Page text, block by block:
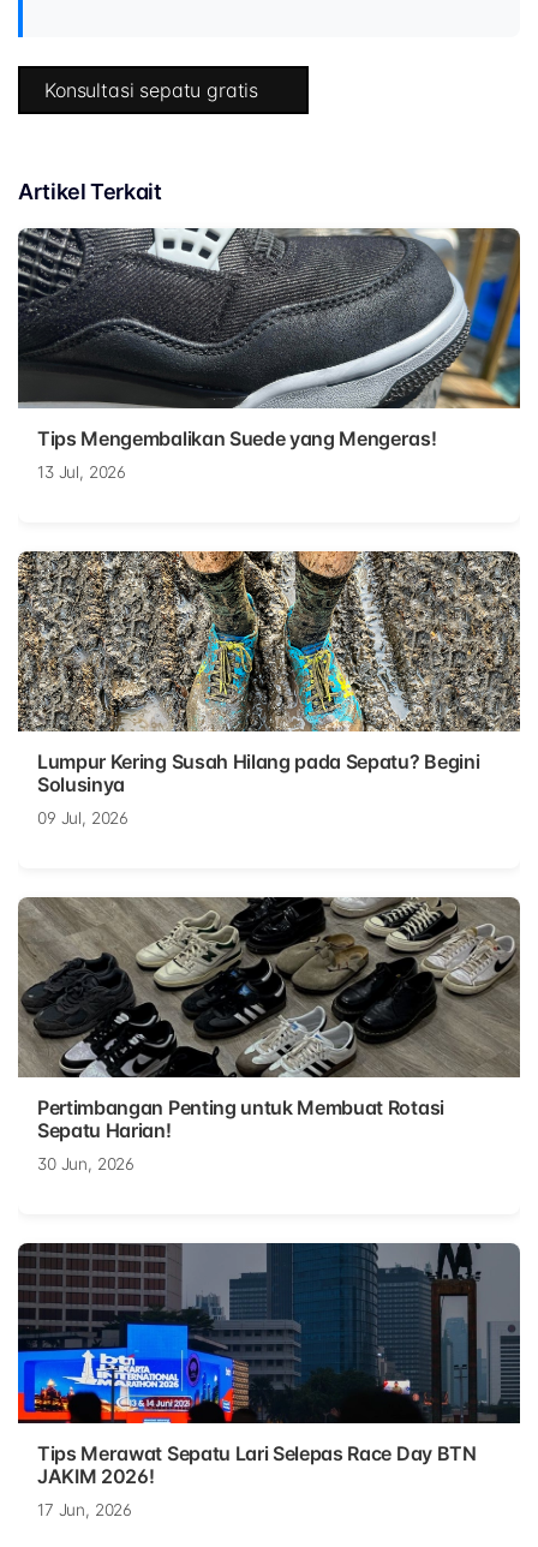
Konsultasi sepatu gratis
Artikel Terkait
Tips Mengembalikan Suede yang Mengeras!
13 Jul, 2026
Lumpur Kering Susah Hilang pada Sepatu? Begini
Solusinya
09 Jul, 2026
Pertimbangan Penting untuk Membuat Rotasi
Sepatu Harian!
30 Jun, 2026
Tips Merawat Sepatu Lari Selepas Race Day BTN
JAKIM 2026!
17 Jun, 2026